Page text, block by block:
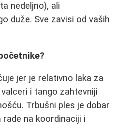
nedeljno), ali
duže. Sve zavisi od vaših
jer je relativno laka za
i tango zahtevniji
Trbušni ples je dobar
na koordinaciji i